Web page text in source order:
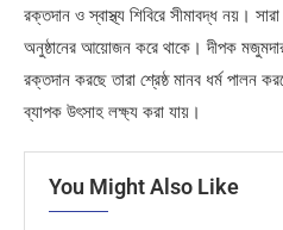
রক্তদান ও স্বাস্থ্য শিবিরে সীমাবদ্ধ নয়।
অনুষ্ঠানের আয়োজন করে থাকে। দীপক
রক্তদান করছে তারা শ্রেষ্ঠ মানব ধর্ম পালন
ব্যাপক উৎসাহ লক্ষ্য করা যায়।
You Might Also Like